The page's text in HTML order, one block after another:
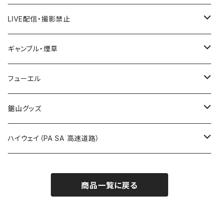
国道600～699号線
国道700～799号線
ROUTE600～699号線
ROUTE700～799号線
ROUTE 600～699号線
ROUTE 700～799号線
ROUTE 600～699号線
ROUTE 700～799号線
Tシャツ
ステッカー
山形県
福島県
茨城県
栃木県
群馬県
LIVE配信・撮影禁止
LIVE配信禁止
撮影禁止
ギャンブル・煙草
ホテルキーホルダー
たばこ・禁煙ステッカー
フューエル
ステッカー
鋸山グッズ
Tシャツ
ハイウェイ（PA SA 高速道路）
商品一覧に戻る